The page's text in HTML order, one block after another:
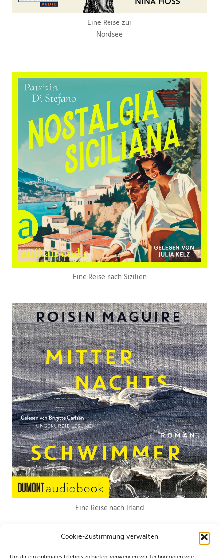
Cookie-Zustimmung verwalten
Eine Reise zur
Nordsee
Eine Reise nach Sizilien
Eine Reise nach Irland